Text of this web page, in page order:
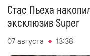
Стас Пьеха
эксклюзив Super
07 августа 13:38